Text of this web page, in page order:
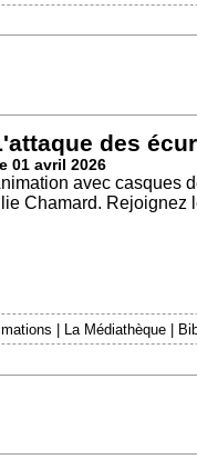
des
01 avril 2026
avec casques
Chamard. Rejoignez
La Médiathèque